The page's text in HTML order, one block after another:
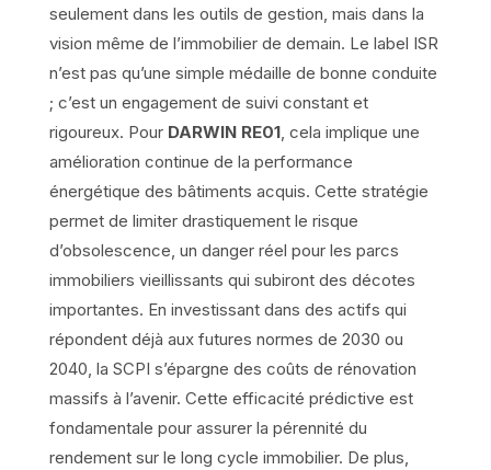
seulement dans les outils de gestion, mais dans la
vision même de l’immobilier de demain. Le label ISR
n’est pas qu’une simple médaille de bonne conduite
; c’est un engagement de suivi constant et
rigoureux. Pour DARWIN RE01, cela implique une
amélioration continue de la performance
énergétique des bâtiments acquis. Cette stratégie
permet de limiter drastiquement le risque
d’obsolescence, un danger réel pour les parcs
immobiliers vieillissants qui subiront des décotes
importantes. En investissant dans des actifs qui
répondent déjà aux futures normes de 2030 ou
2040, la SCPI s’épargne des coûts de rénovation
massifs à l’avenir. Cette efficacité prédictive est
fondamentale pour assurer la pérennité du
rendement sur le long cycle immobilier. De plus,